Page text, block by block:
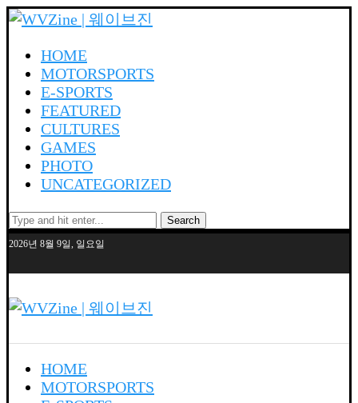
HOME
MOTORSPORTS
E-SPORTS
FEATURED
CULTURES
GAMES
PHOTO
UNCATEGORIZED
Search
2026년 8월 9일, 일요일
HOME
MOTORSPORTS